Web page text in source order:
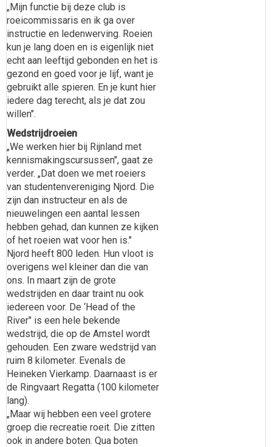
„Mijn functie bij deze club is
roeicommissaris en ik ga over
instructie en ledenwerving. Roeien
kun je lang doen en is eigenlijk niet
echt aan leeftijd gebonden en het is
gezond en goed voor je lijf, want je
gebruikt alle spieren. En je kunt hier
iedere dag terecht, als je dat zou
willen".
Wedstrijdroeien
„We werken hier bij Rijnland met
kennismakingscursussen", gaat ze
verder. „Dat doen we met roeiers
van studentenvereniging Njord. Die
zijn dan instructeur en als de
nieuwelingen een aantal lessen
hebben gehad, dan kunnen ze kijken
of het roeien wat voor hen is."
Njord heeft 800 leden. Hun vloot is
overigens wel kleiner dan die van
ons. In maart zijn de grote
wedstrijden en daar traint nu ook
iedereen voor. De ‘Head of the
River" is een hele bekende
wedstrijd, die op de Amstel wordt
gehouden. Een zware wedstrijd van
ruim 8 kilometer. Evenals de
Heineken Vierkamp. Daarnaast is er
de Ringvaart Regatta (100 kilometer
lang).
„Maar wij hebben een veel grotere
groep die recreatie roeit. Die zitten
ook in andere boten. Qua boten